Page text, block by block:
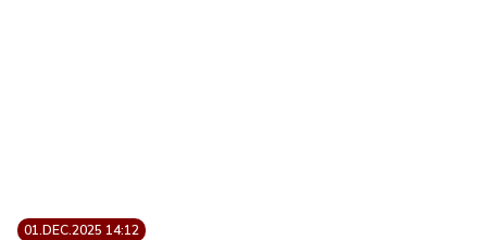
01.DEC.2025 14:12